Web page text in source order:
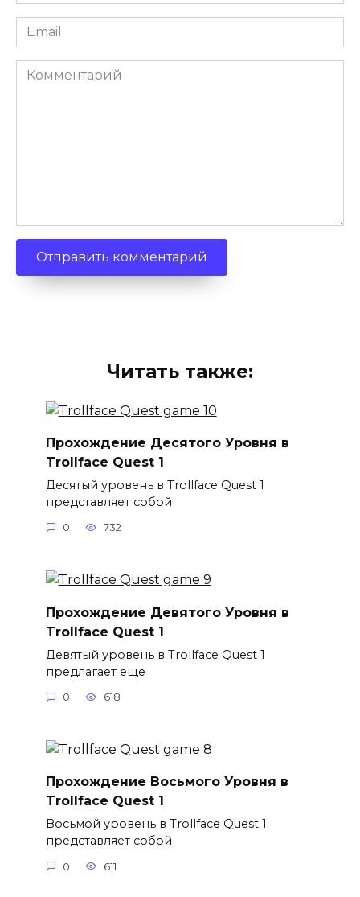
Email
*
Комментарий
Читать также:
Прохождение Десятого Уровня в
Trollface Quest 1
Десятый уровень в Trollface Quest 1
представляет собой
0 732
Прохождение Девятого Уровня в
Trollface Quest 1
Девятый уровень в Trollface Quest 1
предлагает еще
0 618
Прохождение Восьмого Уровня в
Trollface Quest 1
Восьмой уровень в Trollface Quest 1
представляет собой
0 611